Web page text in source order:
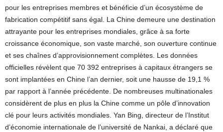
pour les entreprises membres et bénéficie d’un écosystème de
fabrication compétitif sans égal. La Chine demeure une destination
attrayante pour les entreprises mondiales, grâce à sa forte
croissance économique, son vaste marché, son ouverture continue
et ses chaînes d’approvisionnement complètes. Les données
officielles révèlent que 70 392 entreprises à capitaux étrangers se
sont implantées en Chine l’an dernier, soit une hausse de 19,1 %
par rapport à l’année précédente. De nombreuses multinationales
considèrent de plus en plus la Chine comme un pôle d’innovation
clé pour leurs activités mondiales. Yan Bing, directeur de l’Institut
d’économie internationale de l’université de Nankai, a déclaré que